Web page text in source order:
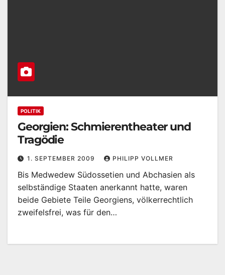
POLITIK
Georgien: Schmierentheater und
Tragödie
1. SEPTEMBER 2009 PHILIPP VOLLMER
Bis Medwedew Südossetien und Abchasien als
selbständige Staaten anerkannt hatte, waren
beide Gebiete Teile Georgiens, völkerrechtlich
zweifelsfrei, was für den…